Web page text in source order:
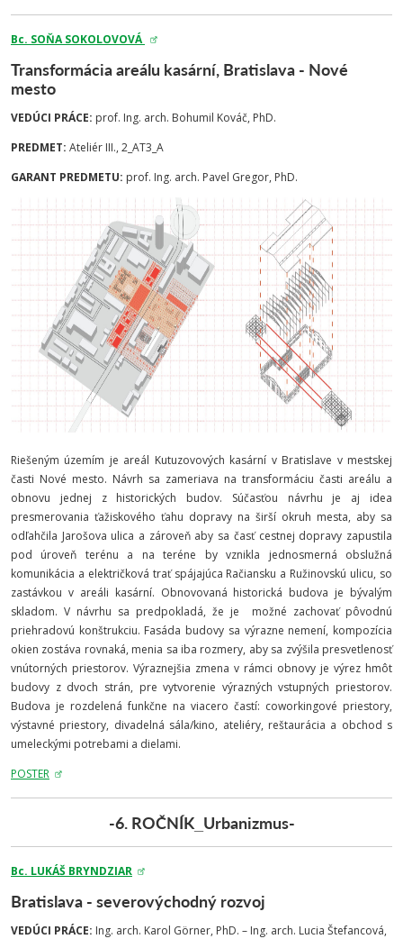
Bc. SOŇASOKOLOVOVÁ
Transformácia areálu kasární, Bratislava - Nové
mesto
VEDÚCI PRÁCE: prof. Ing. arch. Bohumil Kováč, PhD.
PREDMET: Ateliér III., 2_AT3_A
GARANT PREDMETU: prof. Ing. arch. Pavel Gregor, PhD.
Riešeným územím je areál Kutuzovových kasární v Bratislave v mestskej
časti Nové mesto. Návrh sa zameriava na transformáciu časti areálu a
obnovu jednej z historických budov. Súčasťou návrhu je aj idea
presmerovania ťažiskového ťahu dopravy na širší okruh mesta, aby sa
odľahčila Jarošova ulica a zároveň aby sa časť cestnej dopravy zapustila
pod úroveň terénu a na teréne by vznikla jednosmerná obslužná
komunikácia a električková trať spájajúca Račiansku a Ružinovskú ulicu, so
zastávkou v areáli kasární. Obnovovaná historická budova je bývalým
skladom. V návrhu sa predpokladá, že je možné zachovať pôvodnú
priehradovú konštrukciu. Fasáda budovy sa výrazne nemení, kompozícia
okien zostáva rovnaká, menia sa iba rozmery, aby sa zvýšila presvetlenosť
vnútorných priestorov. Výraznejšia zmena v rámci obnovy je výrez hmôt
budovy z dvoch strán, pre vytvorenie výrazných vstupných priestorov.
Budova je rozdelená funkčne na viacero častí: coworkingové priestory,
výstavné priestory, divadelná sála/kino, ateliéry, reštaurácia a obchod s
umeleckými potrebami a dielami.
POSTER
-6. ROČNÍK_Urbanizmus-
Bc. LUKÁŠ BRYNDZIAR
Bratislava - severovýchodný rozvoj
VEDÚCI PRÁCE: Ing. arch. Karol Görner, PhD. – Ing. arch. Lucia Štefancová,